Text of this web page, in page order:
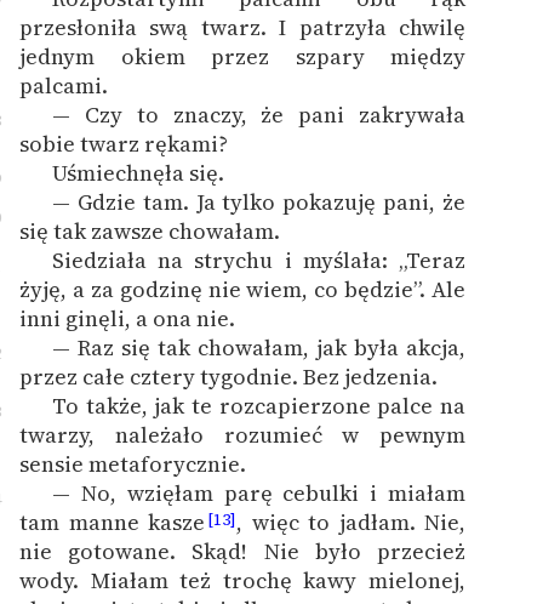
przesłoniła swą twarz. I patrzyła chwilę
jednym okiem przez szpary między
palcami.
— Czy to znaczy, że pani zakrywała
sobie twarz rękami?
Uśmiechnęła się.
— Gdzie tam. Ja tylko pokazuję pani, że
się tak zawsze chowałam.
Siedziała na strychu i myślała: „Teraz
żyję, a za godzinę nie wiem, co będzie”. Ale
inni ginęli, a ona nie.
— Raz się tak chowałam, jak była akcja,
przez całe cztery tygodnie. Bez jedzenia.
To także, jak te rozcapierzone palce na
twarzy, należało rozumieć w pewnym
sensie metaforycznie.
— No, wzięłam parę cebulki i miałam
tam manne kasze [13], więc to jadłam. Nie,
nie gotowane. Skąd! Nie było przecież
wody. Miałam też trochę kawy mielonej,